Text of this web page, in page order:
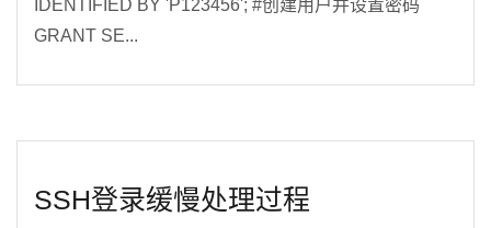
IDENTIFIED BY 'P123456'; #创建用户并设置密码
GRANT SE...
SSH登录缓慢处理过程